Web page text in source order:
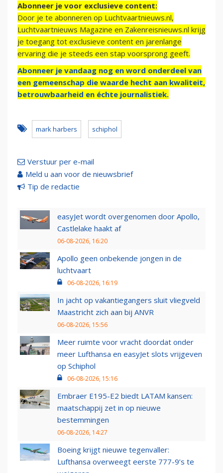
Abonneer je voor exclusieve content:
Door je te abonneren op Luchtvaartnieuws.nl,
Luchtvaartnieuws Magazine en Zakenreisnieuws.nl krijg
je toegang tot exclusieve content en jarenlange
ervaring die je steeds een stap voorsprong geeft.
Abonneer je vandaag nog en word onderdeel van
een gemeenschap die waarde hecht aan kwaliteit,
betrouwbaarheid en échte journalistiek.
mark harbers schiphol
Verstuur per e-mail
Meld u aan voor de nieuwsbrief
Tip de redactie
easyJet wordt overgenomen door Apollo,
Castlelake haakt af
06-08-2026, 16:20
Apollo geen onbekende jongen in de
luchtvaart
06-08-2026, 16:19
In jacht op vakantiegangers sluit vliegveld
Maastricht zich aan bij ANVR
06-08-2026, 15:56
Meer ruimte voor vracht doordat onder
meer Lufthansa en easyJet slots vrijgeven
op Schiphol
06-08-2026, 15:16
Embraer E195-E2 biedt LATAM kansen:
maatschappij zet in op nieuwe
bestemmingen
06-08-2026, 14:27
Boeing krijgt nieuwe tegenvaller:
Lufthansa overweegt eerste 777-9’s te